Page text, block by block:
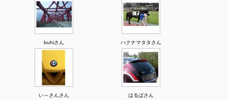
buhiさん ハクナマタタさん
い～さんさん はるぱさん